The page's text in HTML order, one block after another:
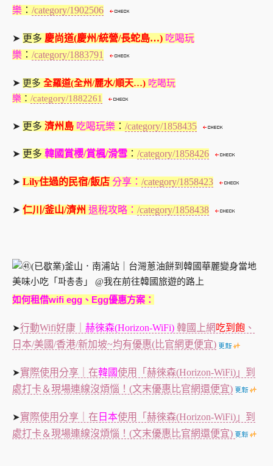
樂 ： /category/1902506
➤ 更多 慶尚道(慶州/統營/長蛇島…) 吃喝玩
樂 ： /category/1883791
➤ 更多 全羅道(全州/麗水/順天…) 吃喝玩
樂 ： /category/1882261
➤ 更多 濟州島 吃喝玩樂 ： /category/1858435
➤ 更多 韓國賞櫻/賞楓/滑雪 ： /category/1858426
➤ Lily住過的民宿/飯店 分享： /category/1858423
➤ 仁川/釜山/濟州 退稅攻略： /category/1858438
如何租借wifi egg、Egg優惠方案：
➤行動Wifi好康｜ 赫徠森(Horizon-WiFi) 韓國上網 吃到飽 、
日本/美國/香港/新加坡~均有優惠(比官網更便宜)
➤實際使用分享｜在韓國使用 「赫徠森(Horizon-WiFi)」 到
處打卡＆現場連線沒煩惱！(文末優惠比官網還便宜)
➤實際使用分享｜在 日本使用「赫徠森(Horizon-WiFi)」到
處打卡＆現場連線沒煩惱！(文末優惠比官網還便宜)